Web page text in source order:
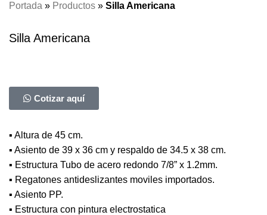
Portada » Productos »Silla Americana
Silla Americana
Cotizar aquí
▪ Altura de 45 cm.
▪ Asiento de 39 x 36 cm y respaldo de 34.5 x 38 cm.
▪ Estructura Tubo de acero redondo 7/8” x 1.2mm.
▪ Regatones antideslizantes moviles importados.
▪ Asiento PP.
▪ Estructura con pintura electrostatica